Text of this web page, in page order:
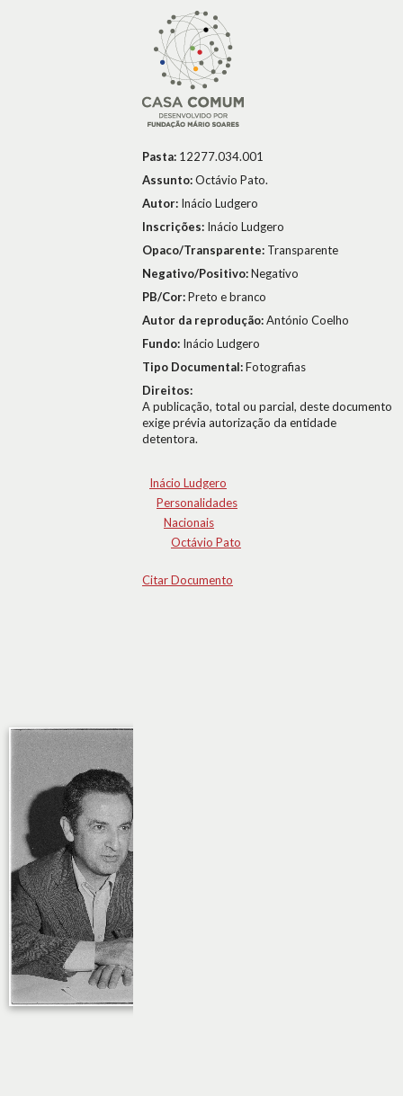
Pasta: 12277.034.001
Assunto:Octávio Pato.
Autor: Inácio Ludgero
Inscrições: Inácio Ludgero
Opaco/Transparente: Transparente
Negativo/Positivo:Negativo
PB/Cor:Preto e branco
Autor da reprodução:António Coelho
Fundo: Inácio Ludgero
Tipo Documental:Fotografias
Direitos:
A publicação, total ou parcial, deste documento
exige prévia autorização da entidade
detentora.
Inácio Ludgero
Personalidades
Nacionais
Octávio Pato
Citar Documento